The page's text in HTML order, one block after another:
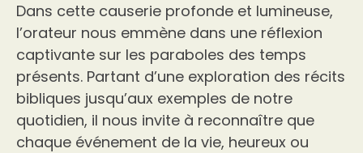
Dans cette causerie profonde et lumineuse,
l’orateur nous emmène dans une réflexion
captivante sur les paraboles des temps
présents. Partant d’une exploration des récits
bibliques jusqu’aux exemples de notre
quotidien, il nous invite à reconnaître que
chaque événement de la vie, heureux ou